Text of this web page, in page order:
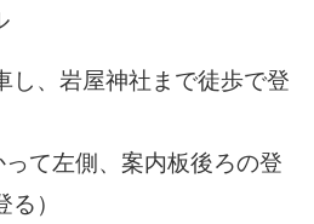
し、岩屋神社まで徒歩で登
て左側、案内板後ろの登
）